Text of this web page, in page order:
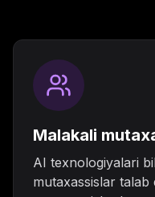
Malakali
AI texnologiyalari
mutaxassislar